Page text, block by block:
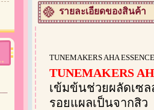
รายละเอียดของสินค้า
TUNEMAKERS AHA
TUNEMAKERS
เข้มข้นช่วยผลัดเซล
รอยแผลเป็นจากสิว